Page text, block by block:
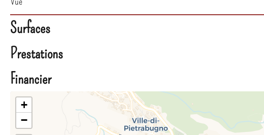
Surfaces
Prestations
Financier
+
−